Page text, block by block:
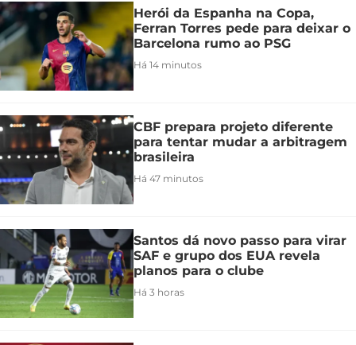
Herói da Espanha na Copa,
Ferran Torres pede para deixar o
Barcelona rumo ao PSG
Há 14 minutos
CBF prepara projeto diferente
para tentar mudar a arbitragem
brasileira
Há 47 minutos
Santos dá novo passo para virar
SAF e grupo dos EUA revela
planos para o clube
Há 3 horas